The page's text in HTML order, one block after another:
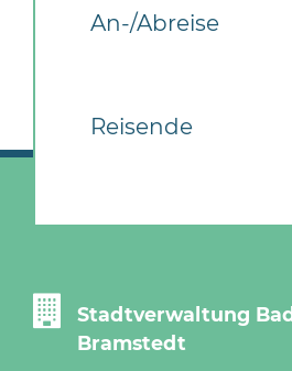
An-/Abreise
Reisende
Stadtverwaltung Bad
Bramstedt